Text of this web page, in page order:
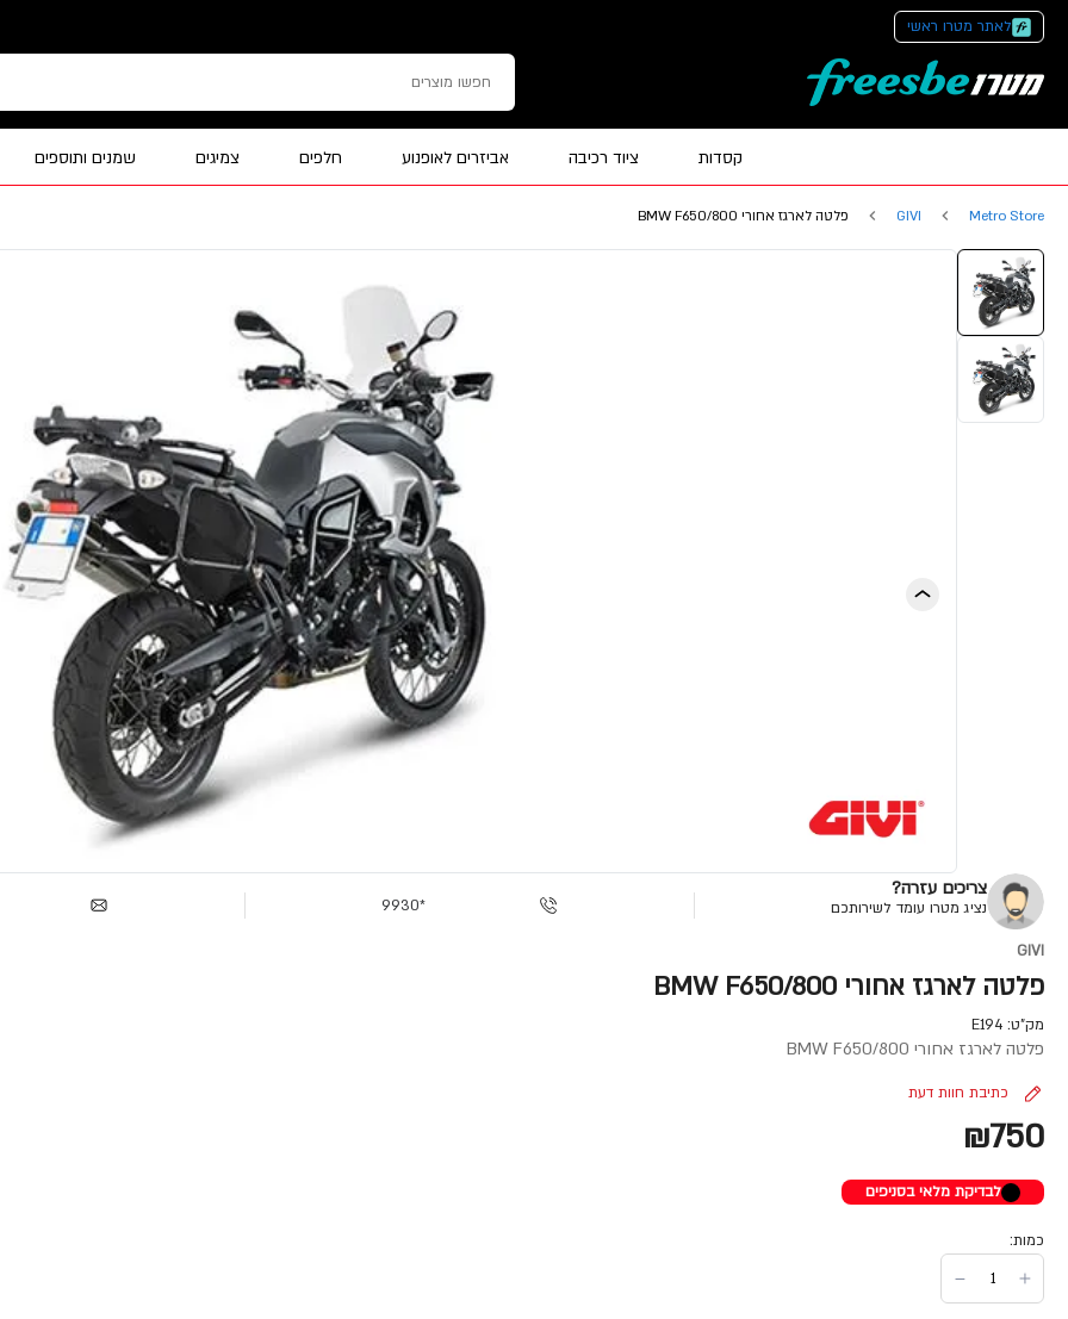
לאתר מטרו ראשי
קסדות ציוד רכיבה אביזרים לאופנוע חלפים צמיגים שמנים ותוספים
Metro Store
GIVI פלטה לארגז אחורי BMW F650/800
צריכים עזרה?
נציג מטרו עומד לשירותכם *9930
GIVI
פלטה לארגז אחורי BMW F650/800
מק"ט: E194
פלטה לארגז אחורי BMW F650/800
כתיבת חוות דעת
₪750
לבדיקת מלאי בסניפים
כמות: